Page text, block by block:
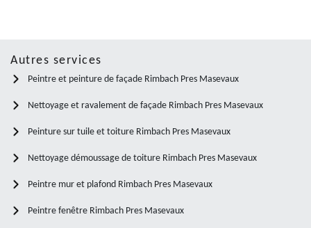
Autres services
Peintre et peinture de façade Rimbach Pres Masevaux
Nettoyage et ravalement de façade Rimbach Pres Masevaux
Peinture sur tuile et toiture Rimbach Pres Masevaux
Nettoyage démoussage de toiture Rimbach Pres Masevaux
Peintre mur et plafond Rimbach Pres Masevaux
Peintre fenêtre Rimbach Pres Masevaux